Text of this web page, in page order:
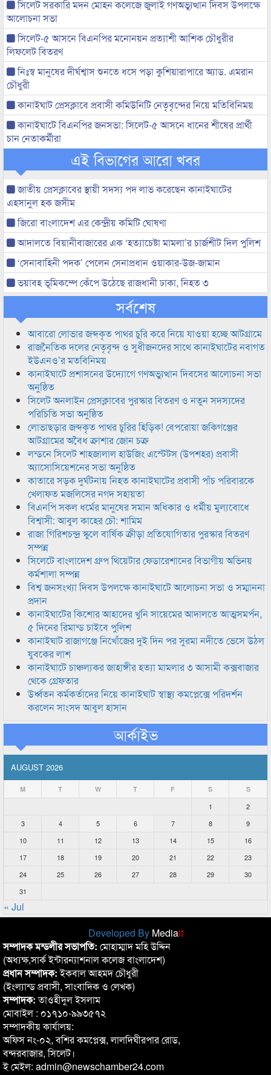
সিলেট সরকারি মদন মোহন কলেজে জুলাই গণঅভ্যুত্থান দিবস উপলক্ষে
আলোচনা সভা
সিলেট-৫ আসনে বিএনপির মনোনয়ন প্রত্যাশী আশিক চৌধুরীর
লিফলেট বিতরণ
নিঃস্ব মানুষের দীর্ঘশ্বাস শুনতে ধসে পড়া কুশিয়ারাপারে অ্যাড. এমরান
চৌধুরী
কানাইঘাট প্রেসক্লাবে প্রবাসী কমিউনিটি নেতৃবৃন্দের নিয়ে মতিবিনিময়
কানাইঘাটে বিএনপির জনসভা: সিলেট-৫ আসনে ধানের শীষের প্রার্থী
চান নেতাকর্মীরা
এই বিভাগের আরো খবর
জাতীয় প্রেসক্লাবের স্থায়ী সদস্য পদ লাভ করেছেন কানাইঘাটের
এহসানুল হক জসীম
জিরো বাংলাদেশ এর কেন্দ্রীয় কমিটি ঘোষণা
আদালতে বিয়ানীবাজারের এক ‘হত্যাচেষ্টা মামলা’র চার্জশীট দিল পুলিশ
‘সেনাবাহিনী পদক’ পেলেন সেনাপ্রধান ওয়াকার-উজ-জামান
ভয়াবহ ভূমিকম্পে কেঁপে উঠেছে রাজধানী ঢাকা, নিহত ৩
সর্বশেষ
আবারো লোভার জব্দকৃত পাথর চুরি করে নিয়ে যাওয়া হচ্ছে আটগ্রামে
রাজনৈতিক দলের নেতৃবৃন্দ ও সুধীজনদের সাথে কানাইঘাটের নবাগত
ইউএনও’র মতবিনিময়
কানাইঘাটে প্রশাসনের উদ্যোগে গণঅভ্যুত্থান দিবসের আলোচনা সভা
অনুষ্ঠিত
সিলেট অনলাইন প্রেসক্লাবের পুরস্কার বিতরণ ও নতুন সদস্যদের
পরিচিতি সভা অনুষ্ঠিত
লোভাছড়ার জব্দকৃত পাথর চুরির হিড়িক! বেপরোয়া জকিগঞ্জের
আটগ্রামের অবৈধ ক্রাশার জোন চক্র
লন্ডনে সিলেট শাহজালাল হাউজিং এস্টেটস (উপশহর) প্রবাসী
অ্যাসোসিয়েশনের সভা অনুষ্ঠিত
কাতারে সড়ক দুর্ঘটনায় নিহত কানাইঘাটের প্রবাসী পাঁচ পরিবারকে
খেলাফত মজলিসের নগদ সহায়তা
বিএনপি সকল ধর্মের মানুষের সমান অধিকার ও ধর্মীয় মুল্যবোধে
বিশ্বাসী: আবুল কাহের চৌ: শামিম
রাজা গিরিশচন্দ্র স্কুলে বার্ষিক ক্রীড়া প্রতিযোগিতার পুরস্কার বিতরণ
সম্পন্ন
সিলেটে বাংলাদেশ গ্রুপ থিয়েটার ফেডারেশানের বিভাগীয় অভিনয়
কর্মশালা সম্পন্ন
বিশ্ব জনসংখ্যা দিবস উপলক্ষে কানাইঘাটে আলোচনা সভা ও সম্মাননা
প্রদান
কানাইঘাটের কিশোর আহাদের খুনি সায়েমের আদালতে আত্মসমর্পন,
৫ দিনের রিমান্ড চাইবে পুলিশ
কানাইঘাট রাজাগঞ্জে নিখোঁজের দুই দিন পর সুরমা নদীতে ভেসে উঠল
যুবকের লাশ
কানাইঘাটে চাঞ্চল্যকর জাহাঙ্গীর হত্যা মামলার ৩ আসামী কক্সবাজার
থেকে গ্রেফতার
উর্ধ্বতন কর্মকর্তাদের নিয়ে কানাইঘাট স্বাস্থ্য কমপ্লেক্সে পরিদর্শন
করলেন সাংসদ আবুল হাসান
আর্কাইভ
AUGUST 2026
M T W T F S S
1
2
3
4 5 6 7 8
9
10
11 12 13 14 15
16
17
18 19 20 21 22
23
24
25 26 27 28 29
30
31
« Jul
Developed By Mediait
সম্পাদক মন্ডলীর সভাপতি: মোহাম্মাদ মহি উদ্দিন
(অধ্যক্ষ,সার্ক ইন্টারন্যাশনাল কলেজ বাংলাদেশ)
প্রধান সম্পাদক:ইকবাল আহমদ চৌধুরী
(ইংল্যান্ড প্রবাসী, সাংবাদিক ও লেখক)
সম্পাদক:তাওহীদুল ইসলাম
মোবাইল : ০১৭১০-৯৯৩৫৭২
সম্পাদকীয় কার্যালয়:
অফিস নং-০২, বশির কমপ্লেক্স, লালদিঘীরপার রোড,
বন্দরবাজার, সিলেট।
ই মেইল: admin@newschamber24.com